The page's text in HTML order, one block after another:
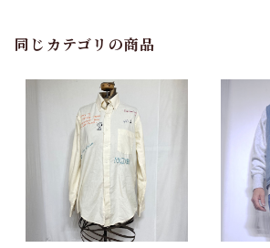
同じカテゴリの商品